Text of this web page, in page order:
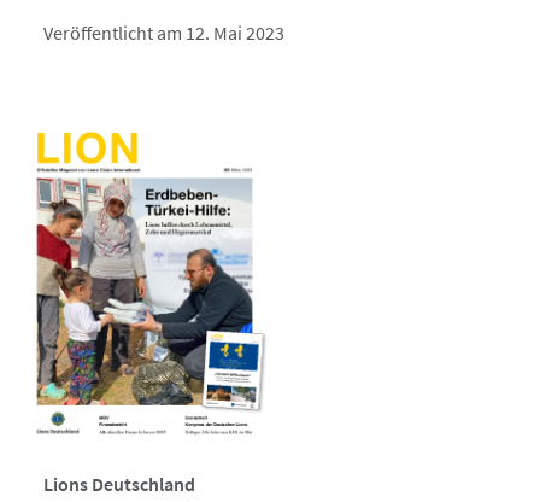
Veröffentlicht am 12. Mai 2023
Lions Deutschland